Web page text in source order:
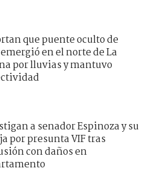
que puente oculto de
emergió en el norte de La
por lluvias y mantuvo
a senador Espinoza y su
por presunta VIF tras
con daños en